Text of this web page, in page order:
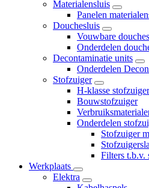
Materialensluis
Panelen
Douchesluis
Vouwbare
Onderdelen
Decontaminatie units
Onderdelen
Stofzuiger
H-klasse stofzuiger
Bouwstofzuiger
Onderdelen
Stofzuiger
Filters t.b.v.
Werkplaats
Elektra